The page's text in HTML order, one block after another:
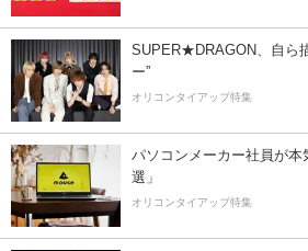
SUPER★DRAGON、自ら
ー”
オリコンタイアップ特集
パソコンメーカー社員が
選」
オリコンタイアップ特集